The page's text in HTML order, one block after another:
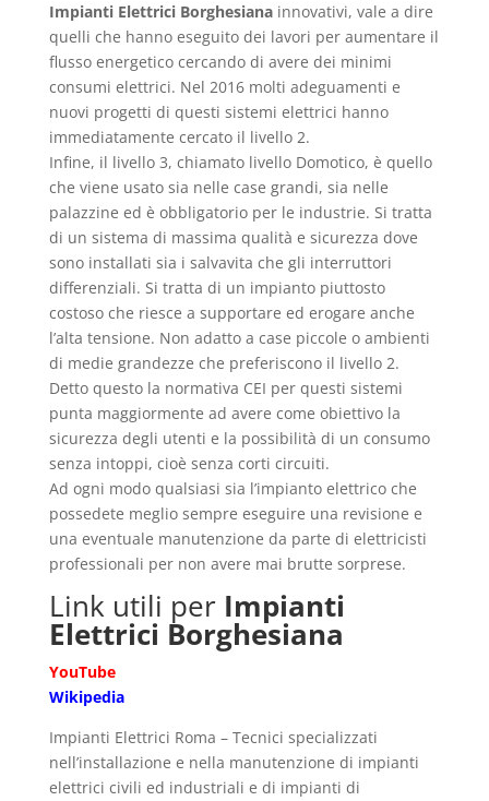
Impianti Elettrici Borghesianainnovativi, vale a dire
quelli che hanno eseguito dei lavori per aumentare il
flusso energetico cercando di avere dei minimi
consumi elettrici. Nel 2016 molti adeguamenti e
nuovi progetti di questi sistemi elettrici hanno
immediatamente cercato il livello 2.
Infine, il livello 3, chiamato livello Domotico, è quello
che viene usato sia nelle case grandi, sia nelle
palazzine ed è obbligatorio per le industrie. Si tratta
di un sistema di massima qualità e sicurezza dove
sono installati sia i salvavita che gli interruttori
differenziali. Si tratta di un impianto piuttosto
costoso che riesce a supportare ed erogare anche
l’alta tensione. Non adatto a case piccole o ambienti
di medie grandezze che preferiscono il livello 2.
Detto questo la normativa CEI per questi sistemi
punta maggiormente ad avere come obiettivo la
sicurezza degli utenti e la possibilità di un consumo
senza intoppi, cioè senza corti circuiti.
Ad ogni modo qualsiasi sia l’impianto elettrico che
possedete meglio sempre eseguire una revisione e
una eventuale manutenzione da parte di elettricisti
professionali per non avere mai brutte sorprese.
Link utili per Impianti
Elettrici Borghesiana
YouTube
Wikipedia
Impianti Elettrici Roma – Tecnici specializzati
nell’installazione e nella manutenzione di impianti
elettrici civili ed industriali e di impianti di